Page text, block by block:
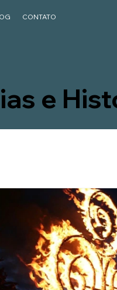
CONTATO
e